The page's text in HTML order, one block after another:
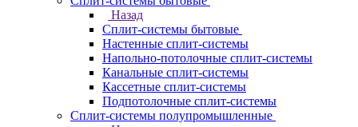
Назад
Сплит-системы бытовые
Настенные сплит-системы
Напольно-потолочные сплит-системы
Канальные сплит-системы
Кассетные сплит-системы
Подпотолочные сплит-системы
Сплит-системы полупромышленные